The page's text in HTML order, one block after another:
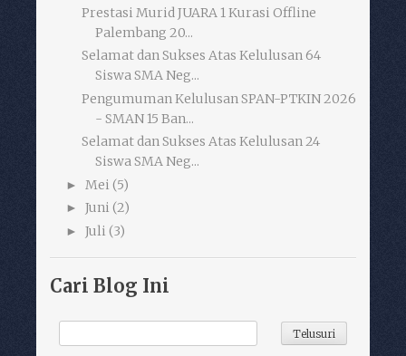
Prestasi Murid JUARA 1 Kurasi Offline
Palembang 20...
Selamat dan Sukses Atas Kelulusan 64
Siswa SMA Neg...
Pengumuman Kelulusan SPAN-PTKIN 2026
- SMAN 15 Ban...
Selamat dan Sukses Atas Kelulusan 24
Siswa SMA Neg...
► Mei (5)
► Juni (2)
► Juli (3)
Cari Blog Ini